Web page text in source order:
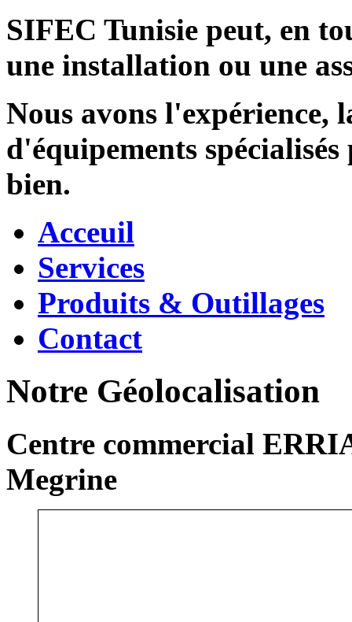
SIFEC Tunisie peut, en
une installation ou une
Nous avons l'expérience,
d'équipements
bien.
Acceuil
Services
Produits & Outillages
Contact
Notre Géolocalisation
Centre commercial
Megrine